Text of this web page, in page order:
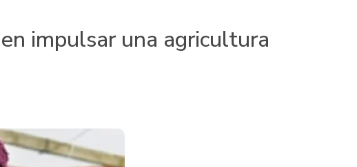
impulsar una agricultura